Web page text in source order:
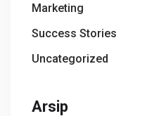
Marketing
Success Stories
Uncategorized
Arsip